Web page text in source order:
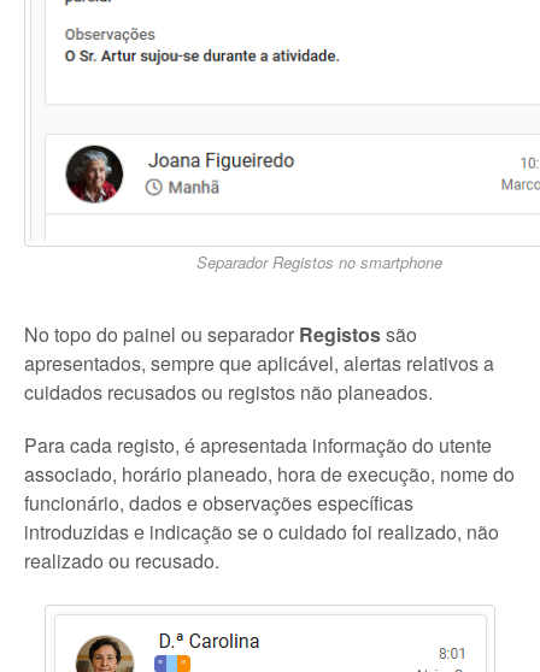
Separador Registos no smartphone
No topo do painel ou separador Registossão
apresentados, sempre que aplicável, alertas relativos a
cuidados recusados ou registos não planeados.
Para cada registo, é apresentada informação do utente
associado, horário planeado, hora de execução, nome do
funcionário, dados e observações específicas
introduzidas e indicação se o cuidado foi realizado, não
realizado ou recusado.